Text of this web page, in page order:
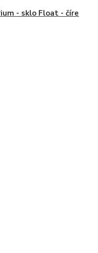
- sklo Float - číre